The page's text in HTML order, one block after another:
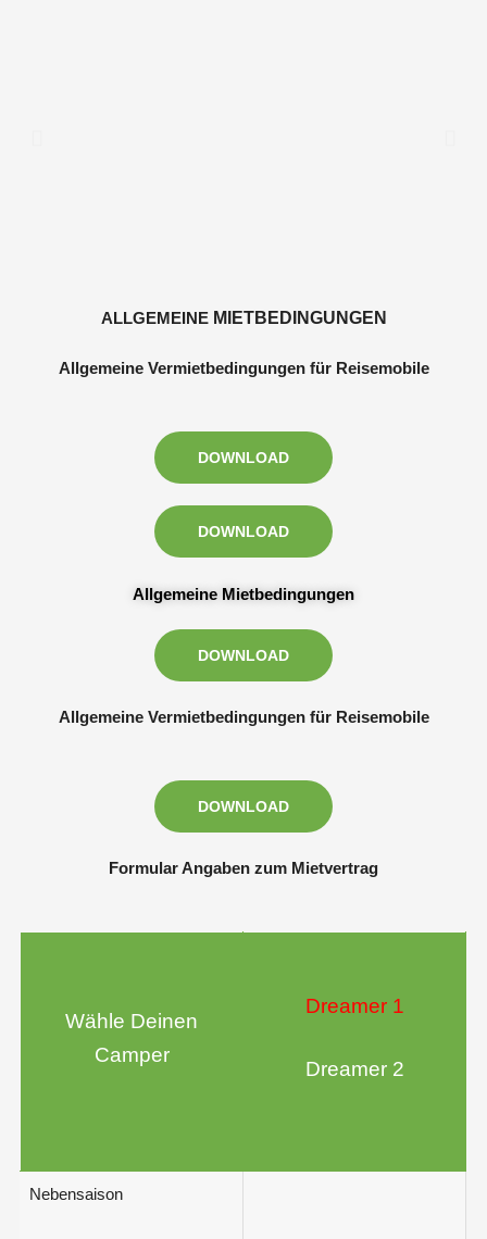
ALLGEMEINE MIETBEDINGUNGEN
Allgemeine Vermietbedingungen für Reisemobile
DOWNLOAD
DOWNLOAD
Allgemeine Mietbedingungen
DOWNLOAD
Allgemeine Vermietbedingungen für Reisemobile
DOWNLOAD
Formular Angaben zum Mietvertrag
Wähle Deinen
Camper
Dreamer 1
Dreamer2
Nebensaison